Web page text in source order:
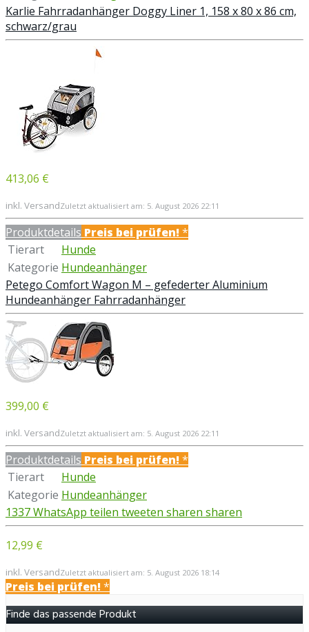
Karlie Fahrradanhänger Doggy Liner 1, 158 x 80 x 86 cm,
schwarz/grau
413,06 €
inkl. VersandZuletzt aktualisiert am: 5. August 2026 22:11
Produktdetails Preis bei prüfen!*
Tierart
Hunde
Kategorie Hundeanhänger
Petego Comfort Wagon M – gefederter Aluminium
Hundeanhänger Fahrradanhänger
399,00 €
inkl. VersandZuletzt aktualisiert am: 5. August 2026 22:11
Produktdetails Preis bei prüfen!*
Tierart
Hunde
Kategorie Hundeanhänger
1337WhatsApp teilen tweeten sharen sharen
12,99 €
inkl. VersandZuletzt aktualisiert am: 5. August 2026 18:14
Preis bei prüfen!*
Finde das passende Produkt